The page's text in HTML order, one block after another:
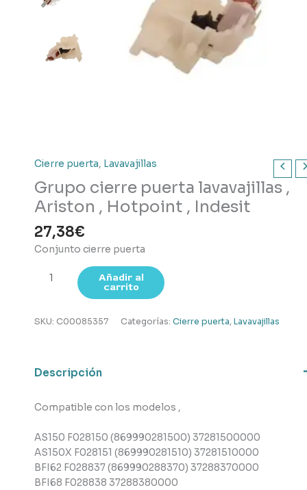
Cierre puerta, Lavavajillas
Grupo cierre puerta lavavajillas ,
Ariston , Hotpoint , Indesit
27,38€
Conjunto cierre puerta
Grupo
lavavajillas
Hotpoint
Indesit
Añadir al
carrito
SKU: C00085357 Categorías: Cierre puerta, Lavavajillas
Descripción
Compatible con los modelos ,
AS150 F028150 (869990281500) 37281500000
AS150X F028151 (869990281510) 37281510000
BFI62 F028837 (869990288370) 37288370000
BFI68 F028838 37288380000